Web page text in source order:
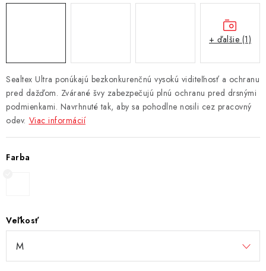
Sealtex Ultra ponúkajú bezkonkurenčnú vysokú viditeľnosť a ochranu
pred dažďom. Zvárané švy zabezpečujú plnú ochranu pred drsnými
podmienkami. Navrhnuté tak, aby sa pohodlne nosili cez pracovný
odev. Viac informácií
Farba
Veľkosť
+ ďalšie (1)